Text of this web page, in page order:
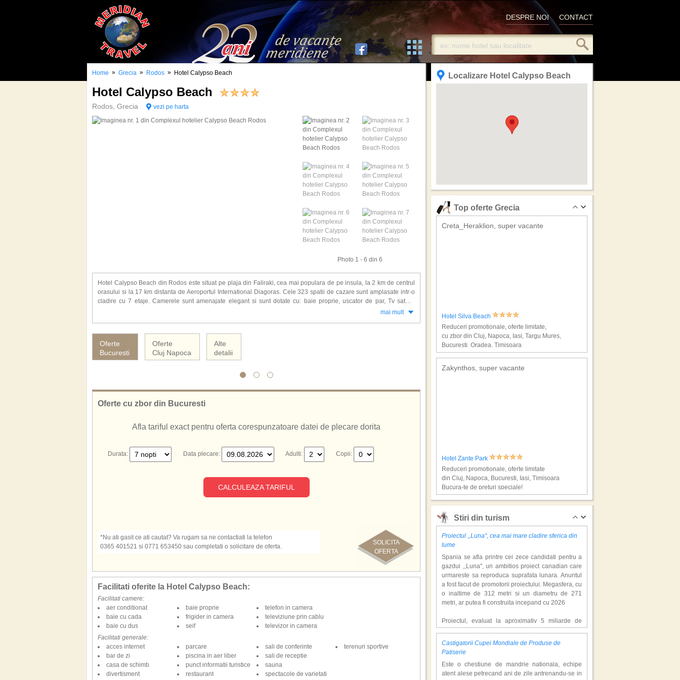
CONTACT
DESPRE NOI
Home » Grecia » Rodos » Hotel Calypso Beach
Hotel Calypso Beach
Rodos, Grecia vezi pe harta
Photo 1 - 6 din 6
Hotel Calypso Beach din Rodos este situat pe plaja din Faliraki, cea mai populara de pe insula, la 2 km de centrul
orasului si la 17 km distanta de Aeroportul International Diagoras. Cele 323 spatii de cazare sunt amplasate intr-o
cladire cu 7 etaje. Camerele sunt amenajate elegant si sunt dotate cu: baie proprie, uscator de par, Tv satelit,
nocturna), volei pe plaja, tenis de masa, darts, mini-golf, sauna, masaj, biliard, piscina exterioara, sporturi acvatice,
programe de animatie, spectacol, muzica live, spatiu pentru joaca pentru copii, tobogane, animatie, mini-club (6-12
Hotelul Calypso Beach ofera servicii cu all inclusive
De asemenea, cunoscut si sub numele de:
Hotel Calypso Beach Rodos
Hotel Calypso Beach Grecia
mai mult
Oferte
Bucuresti
Oferte
Cluj Napoca
Alte
detalii
Oferte cu zbor din Bucuresti
Afla tariful exact pentru oferta corespunzatoare datei de plecare dorita
Durata: Data plecare: Adulti: Copii:
CALCULEAZA TARIFUL
SOLICITA
OFERTA
*Nu ati gasit ce ati cautat? Va rugam sa ne contactiati la telefon
0365 401521 si 0771 653450 sau completati o solicitare de oferta.
Facilitati oferite la Hotel Calypso Beach:
Facilitati camere:
aer conditionat
baie cu cada
baie cu dus
baie proprie
frigider in camera
seif
telefon in camera
televiziune prin cablu
televizor in camera
Facilitati generale:
acces internet
bar de zi
casa de schimb
divertisment
parcare
piscina in aer liber
punct informatii turistice
restaurant
sali de conferinte
sali de receptie
sauna
spectacole de varietati
terenuri sportive
Localizare Hotel Calypso Beach
Top oferte Grecia
Creta_Heraklion, super vacante
Hotel Silva Beach
Reduceri promotionale, oferte limitate,
cu zbor din Cluj, Napoca, Iasi, Targu Mures,
Bucuresti, Oradea, Timisoara
Zakynthos, super vacante
Hotel Zante Park
Reduceri promotionale, oferte limitate
din Cluj, Napoca, Bucuresti, Iasi, Timisoara
Bucura-te de preturi speciale!
Rodos, super vacante
Hotel Apollo Beach
cu zboruri din Cluj, Napoca, Bucuresti
Bucura-te de preturi speciale!
Kos, super vacante
Stiri din turism
Proiectul ,,Luna'', cea mai mare cladire sferica din
lume
Spania se afla printre cei zece candidati pentru a
gazdui ,,Luna'', un ambitios proiect canadian care
urmareste sa reproduca suprafata lunara. Anuntul
a fost facut de promotorii proiectului. Megasfera, cu
o inaltime de 312 metri si un diametru de 271
metri, ar putea fi construita incepand cu 2026
Proiectul, evaluat la aproximativ 5 miliarde de
dolari, include un complex de 200 de hectare, cu
hoteluri, facilitati de recreere si zone rezidentiale.
Conceptul depaseste ideea unui simplu hotel
milioane de turisti anual. �Luna� ar putea deveni
o atractie de top, 2,5 milioane de vizitatori fiind
Castigatorii Cupei Mondiale de Produse de
Patiserie
Este o chestiune de mandrie nationala, echipe
atent alese petrecand ani de zile antrenandu-se in